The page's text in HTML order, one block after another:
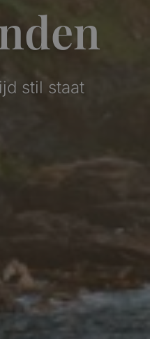
stil staat